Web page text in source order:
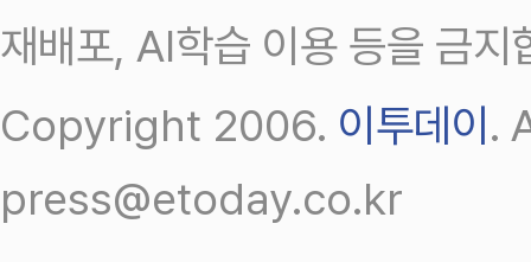
재배포, AI학습 이용 등을 금지
Copyright 2006. 이투데이.
press@etoday.co.kr